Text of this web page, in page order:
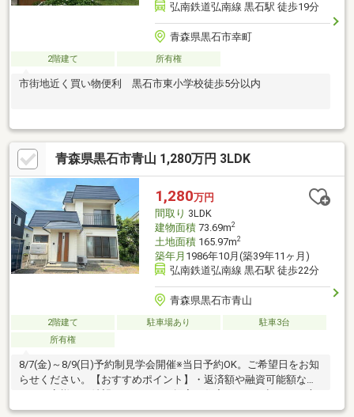
弘南鉄道弘南線 黒石駅 徒歩19分
青森県黒石市幸町
2階建て 所有権
市街地近く買い物便利 黒石市東小学校徒歩5分以内
青森県黒石市青山 1,280万円 3LDK
1,280万円
間取り 3LDK
建物面積73.69m2
土地面積165.97m2
築年月 1986年10月(築39年11ヶ月)
弘南鉄道弘南線 黒石駅 徒歩22分
青森県黒石市青山
2階建て 駐車場あり
駐車3台
所有権
8/7(金)～8/9(日)予約制見学会開催※当日予約OK。ご希望日をお知
らせください。【おすすめポイント】・返済額や融資可能額な
ど、お客様のご希望にあわせてご提案。住宅ローンが初めての方
でもお気軽にご相談ください【周辺施設】・六郷小学校まで約